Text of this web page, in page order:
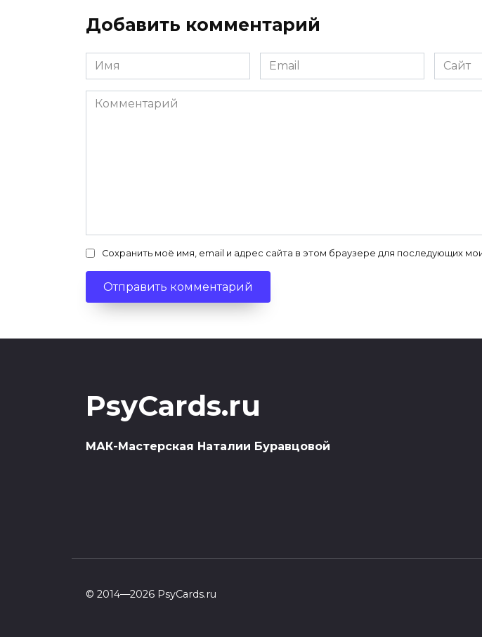
Добавить комментарий
Имя
*
Email
*
Сайт
Комментарий
Сохранить моё имя, email и адрес сайта в этом браузере для последующих
PsyCards.ru
МАК-Мастерская Наталии Буравцовой
© 2014—2026 PsyCards.ru